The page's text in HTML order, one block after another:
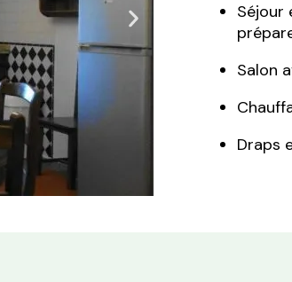
Séjour
Salon
Draps